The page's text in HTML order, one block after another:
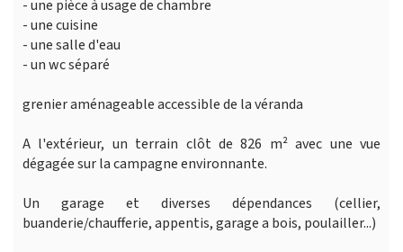
- une pièce à usage de chambre
- une cuisine
- une salle d'eau
- un wc séparé
grenier aménageable accessible de la véranda
A l'extérieur, un terrain clôt de 826 m² avec une vue
dégagée sur la campagne environnante.
Un garage et diverses dépendances (cellier,
buanderie/chaufferie, appentis, garage a bois, poulailler...)